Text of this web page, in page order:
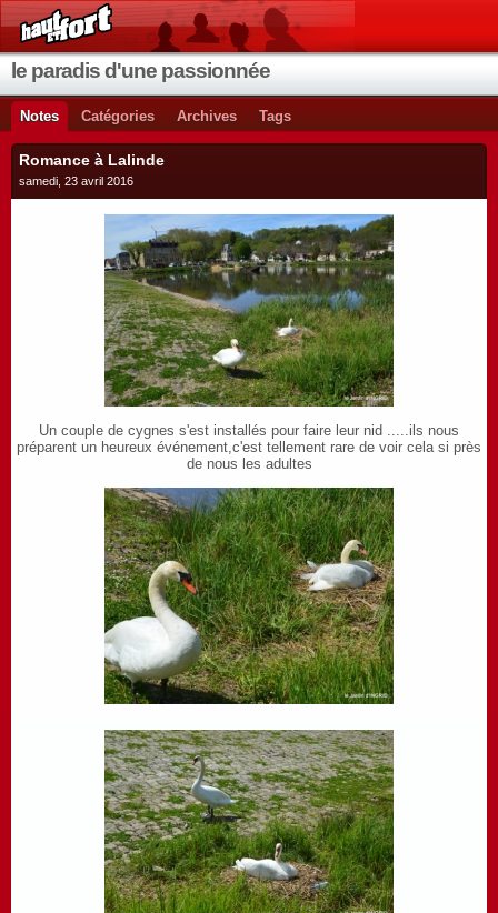
le paradis d'une passionnée
Notes Catégories Archives Tags
Romance à Lalinde
samedi, 23 avril 2016
Un couple de cygnes s'est installés pour faire leur nid .....ils nous
préparent un heureux événement,c'est tellement rare de voir cela si près
de nous les adultes